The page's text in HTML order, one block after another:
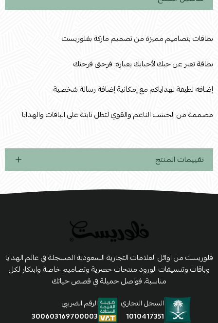
بطاقات بتصاميم مميزة من تصميم ماركة بفلوريست
بطاقة تعبر عن حبك لأحبابك بعبارة: فرحتي فرحتك
إضافه لطيفة لهداياكم مع إمكانية إضافة رسالة شخصية
مصممة من الخشب الناعم والقوي لتظل ثابتة على الباقات والهدايا
تقييمات المنتج
فلوريست من اوائل العلامات التجارية السعودية المسجلة في عالم الهدايا
وباقات وتنسيقات الورود منتجات حصرية وتصاميم خاصة وابتكار لكل
مناسبة، فواصل جميلة في قصص حياتك
السجل التجاري
1010417351
الرقم الضريبي
300603169700003